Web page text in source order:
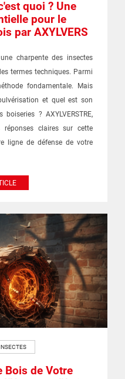
quoi ? Une
pour le
par AXYLVERS
charpente des insectes
termes techniques. Parmi
fondamentale. Mais
et quel est son
? AXYLVERSTRE,
claires sur cette
ligne de défense de votre
Bois de Votre